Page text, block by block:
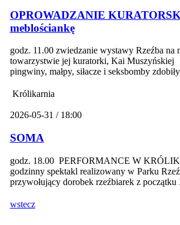
OPROWADZANIE
meblościankę
godz. 11.00 zwiedzanie wystawy Rzeźba na
towarzystwie jej kuratorki, Kai Muszyńskiej
pingwiny, małpy, siłacze i seksbomby
Królikarnia
2026-05-31 / 18:00
SOMA
godz. 18.00 PERFORMANCE W
godzinny spektakl realizowany w Parku
przywołujący dorobek rzeźbiarek z
wstecz